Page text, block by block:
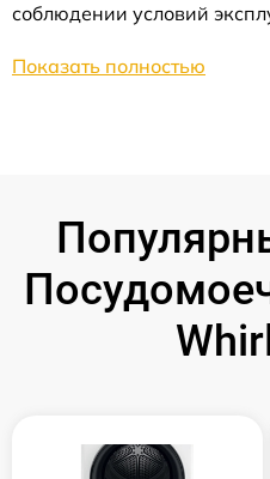
соблюдении условий
Показать полностью